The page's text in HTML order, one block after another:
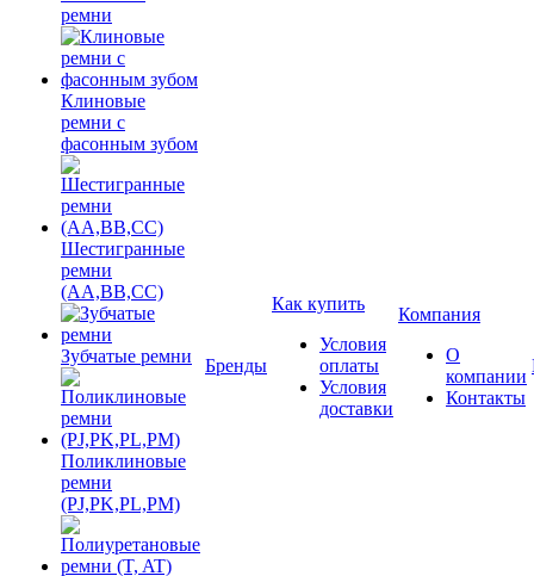
ремни
Клиновые
ремни с
фасонным зубом
Шестигранные
ремни
(AA,BB,CC)
Зубчатые ремни
Поликлиновые
ремни
(PJ,PK,PL,PM)
Бренды
Как купить
Условия
оплаты
Условия
доставки
Компания
О
компании
Контакты